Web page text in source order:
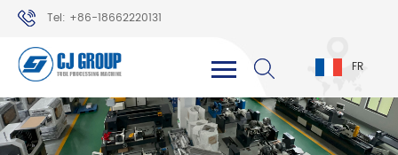
Tel: +86-18662220131
WhatsApp: +86-18662220131
FR